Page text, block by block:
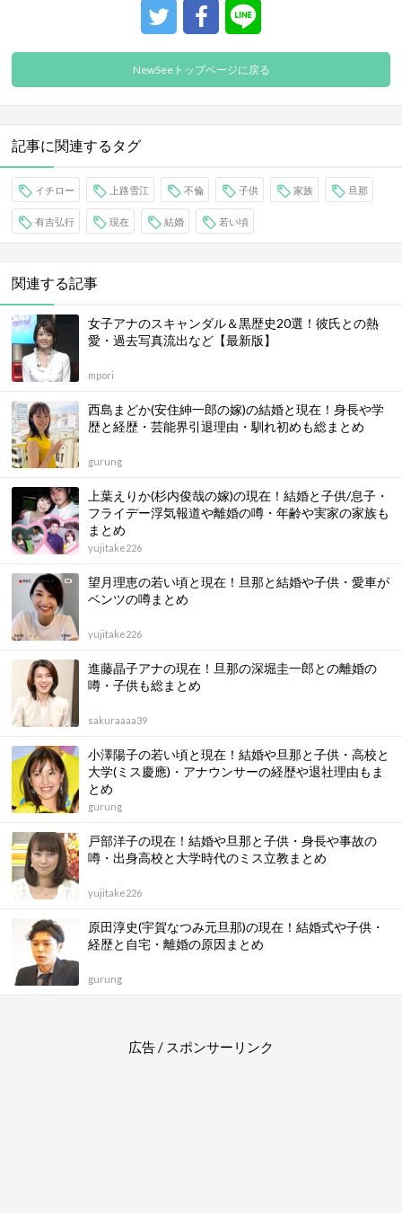
NewSeeトップページに戻る
記事に関連するタグ
イチロー 上路雪江 不倫 子供 家族 旦那
有吉弘行 現在 結婚 若い頃
関連する記事
女子アナのスキャンダル＆黒歴史20選！彼氏との熱
愛・過去写真流出など【最新版】
mpori
西島まどか(安住紳一郎の嫁)の結婚と現在！身長や学
歴と経歴・芸能界引退理由・馴れ初めも総まとめ
gurung
上葉えりか(杉内俊哉の嫁)の現在！結婚と子供/息子・
フライデー浮気報道や離婚の噂・年齢や実家の家族も
まとめ
yujitake226
望月理恵の若い頃と現在！旦那と結婚や子供・愛車が
ベンツの噂まとめ
yujitake226
進藤晶子アナの現在！旦那の深堀圭一郎との離婚の
噂・子供も総まとめ
sakuraaaa39
小澤陽子の若い頃と現在！結婚や旦那と子供・高校と
大学(ミス慶應)・アナウンサーの経歴や退社理由もま
とめ
gurung
戸部洋子の現在！結婚や旦那と子供・身長や事故の
噂・出身高校と大学時代のミス立教まとめ
yujitake226
原田淳史(宇賀なつみ元旦那)の現在！結婚式や子供・
経歴と自宅・離婚の原因まとめ
gurung
広告 / スポンサーリンク